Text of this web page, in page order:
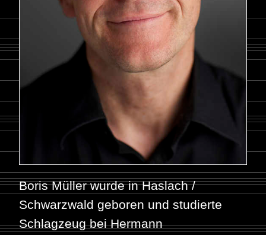
Boris Müller wurde in Haslach /
Schwarzwald geboren und studierte
Schlagzeug bei Hermann